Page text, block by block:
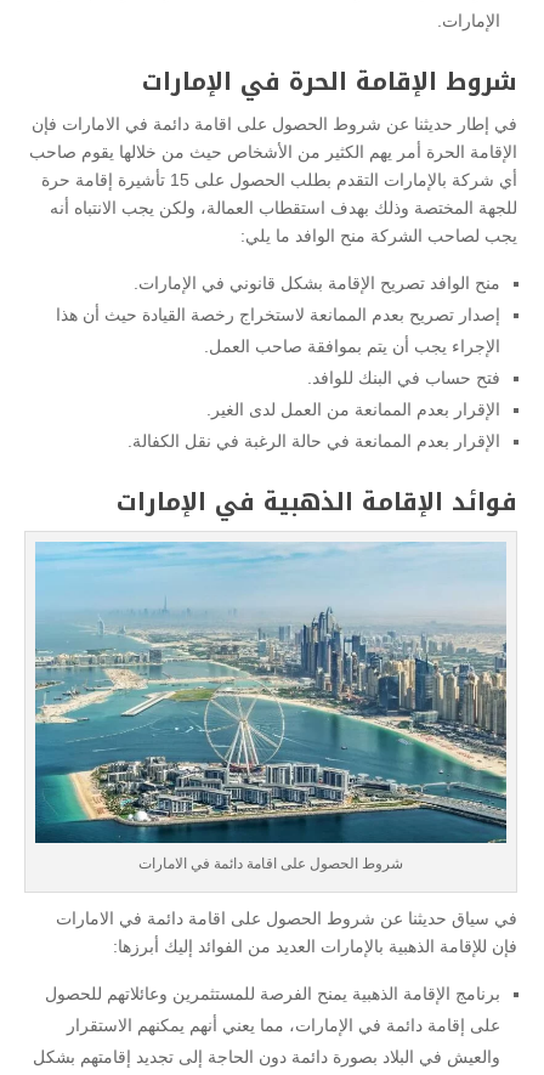
الإمارات.
شروط الإقامة الحرة في الإمارات
في إطار حديثنا عن شروط الحصول على اقامة دائمة في الامارات فإن
الإقامة الحرة أمر يهم الكثير من الأشخاص حيث من خلالها يقوم صاحب
أي شركة بالإمارات التقدم بطلب الحصول على 15 تأشيرة إقامة حرة
للجهة المختصة وذلك بهدف استقطاب العمالة، ولكن يجب الانتباه أنه
يجب لصاحب الشركة منح الوافد ما يلي:
منح الوافد تصريح الإقامة بشكل قانوني في الإمارات.
إصدار تصريح بعدم الممانعة لاستخراج رخصة القيادة حيث أن هذا
الإجراء يجب أن يتم بموافقة صاحب العمل.
فتح حساب في البنك للوافد.
الإقرار بعدم الممانعة من العمل لدى الغير.
الإقرار بعدم الممانعة في حالة الرغبة في نقل الكفالة.
فوائد الإقامة الذهبية في الإمارات
شروط الحصول على اقامة دائمة في الامارات
في سياق حديثنا عن شروط الحصول على اقامة دائمة في الامارات
فإن للإقامة الذهبية بالإمارات العديد من الفوائد إليك أبرزها:
برنامج الإقامة الذهبية يمنح الفرصة للمستثمرين وعائلاتهم للحصول
على إقامة دائمة في الإمارات، مما يعني أنهم يمكنهم الاستقرار
والعيش في البلاد بصورة دائمة دون الحاجة إلى تجديد إقامتهم بشكل